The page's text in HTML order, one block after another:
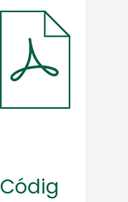
Códig